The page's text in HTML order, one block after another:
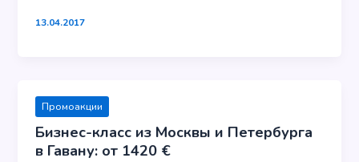
13.04.2017
Промоакции
Бизнес-класс из Москвы и Петербурга
в Гавану: от 1420 €